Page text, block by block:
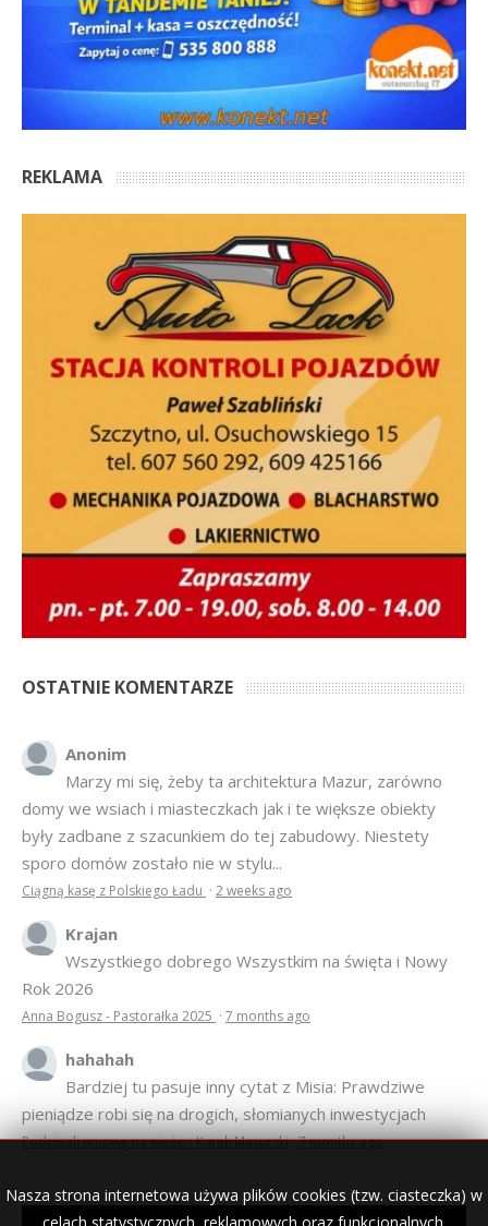
REKLAMA
OSTATNIE KOMENTARZE
Anonim
Marzy mi się, żeby ta architektura Mazur, zarówno
domy we wsiach i miasteczkach jak i te większe obiekty
były zadbane z szacunkiem do tej zabudowy. Niestety
sporo domów zostało nie w stylu...
Ciągną kasę z Polskiego Ładu · 2 weeks ago
Krajan
Wszystkiego dobrego Wszystkim na święta i Nowy
Rok 2026
Anna Bogusz - Pastorałka 2025 · 7 months ago
hahahah
Bardziej tu pasuje inny cytat z Misia: Prawdziwe
pieniądze robi się na drogich, słomianych inwestycjach
Podpisali umowę na wieżę - Kurek Mazurski·7 months ago
Nasza strona internetowa używa plików cookies (tzw. ciasteczka) w